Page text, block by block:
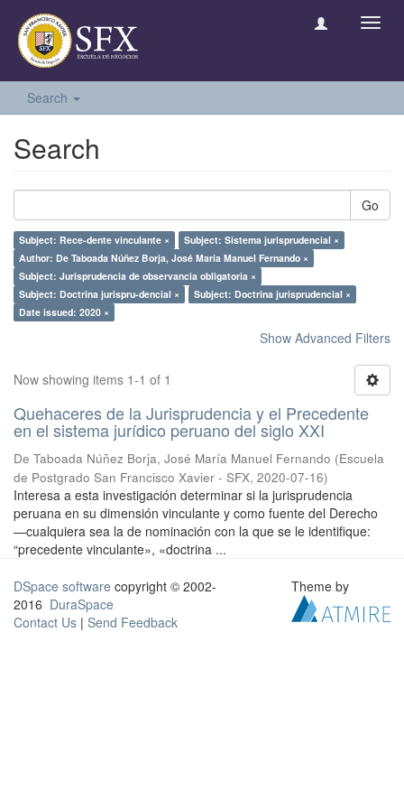
Search
Search
Go
Subject: Rece-dente vinculante ×
Subject: Sistema jurisprudencial ×
Author: De Taboada Núñez Borja, José María Manuel Fernando ×
Subject: Jurisprudencia de observancia obligatoria ×
Subject: Doctrina jurispru-dencial ×
Subject: Doctrina jurisprudencial ×
Date issued: 2020 ×
Show Advanced Filters
Now showing items 1-1 of 1
Quehaceres de la Jurisprudencia y el Precedente
en el sistema jurídico peruano del siglo XXI
De Taboada Núñez Borja, José María Manuel Fernando (Escuela
de Postgrado San Francisco Xavier - SFX, 2020-07-16)
Interesa a esta investigación determinar si la jurisprudencia
peruana en su dimensión vinculante y como fuente del Derecho
—cualquiera sea la de nominación con la que se le identifique:
“precedente vinculante», «doctrina ...
DSpace software copyright © 2002-
2016 DuraSpace
Contact Us | Send Feedback
Theme by